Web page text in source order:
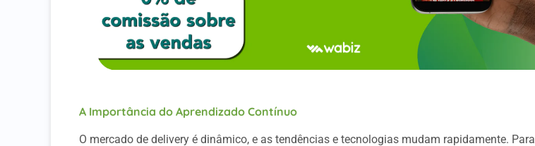
A Importância do Aprendizado Contínuo
O mercado de delivery é dinâmico, e as tendências e tecnologias mudam rapidamente. Para